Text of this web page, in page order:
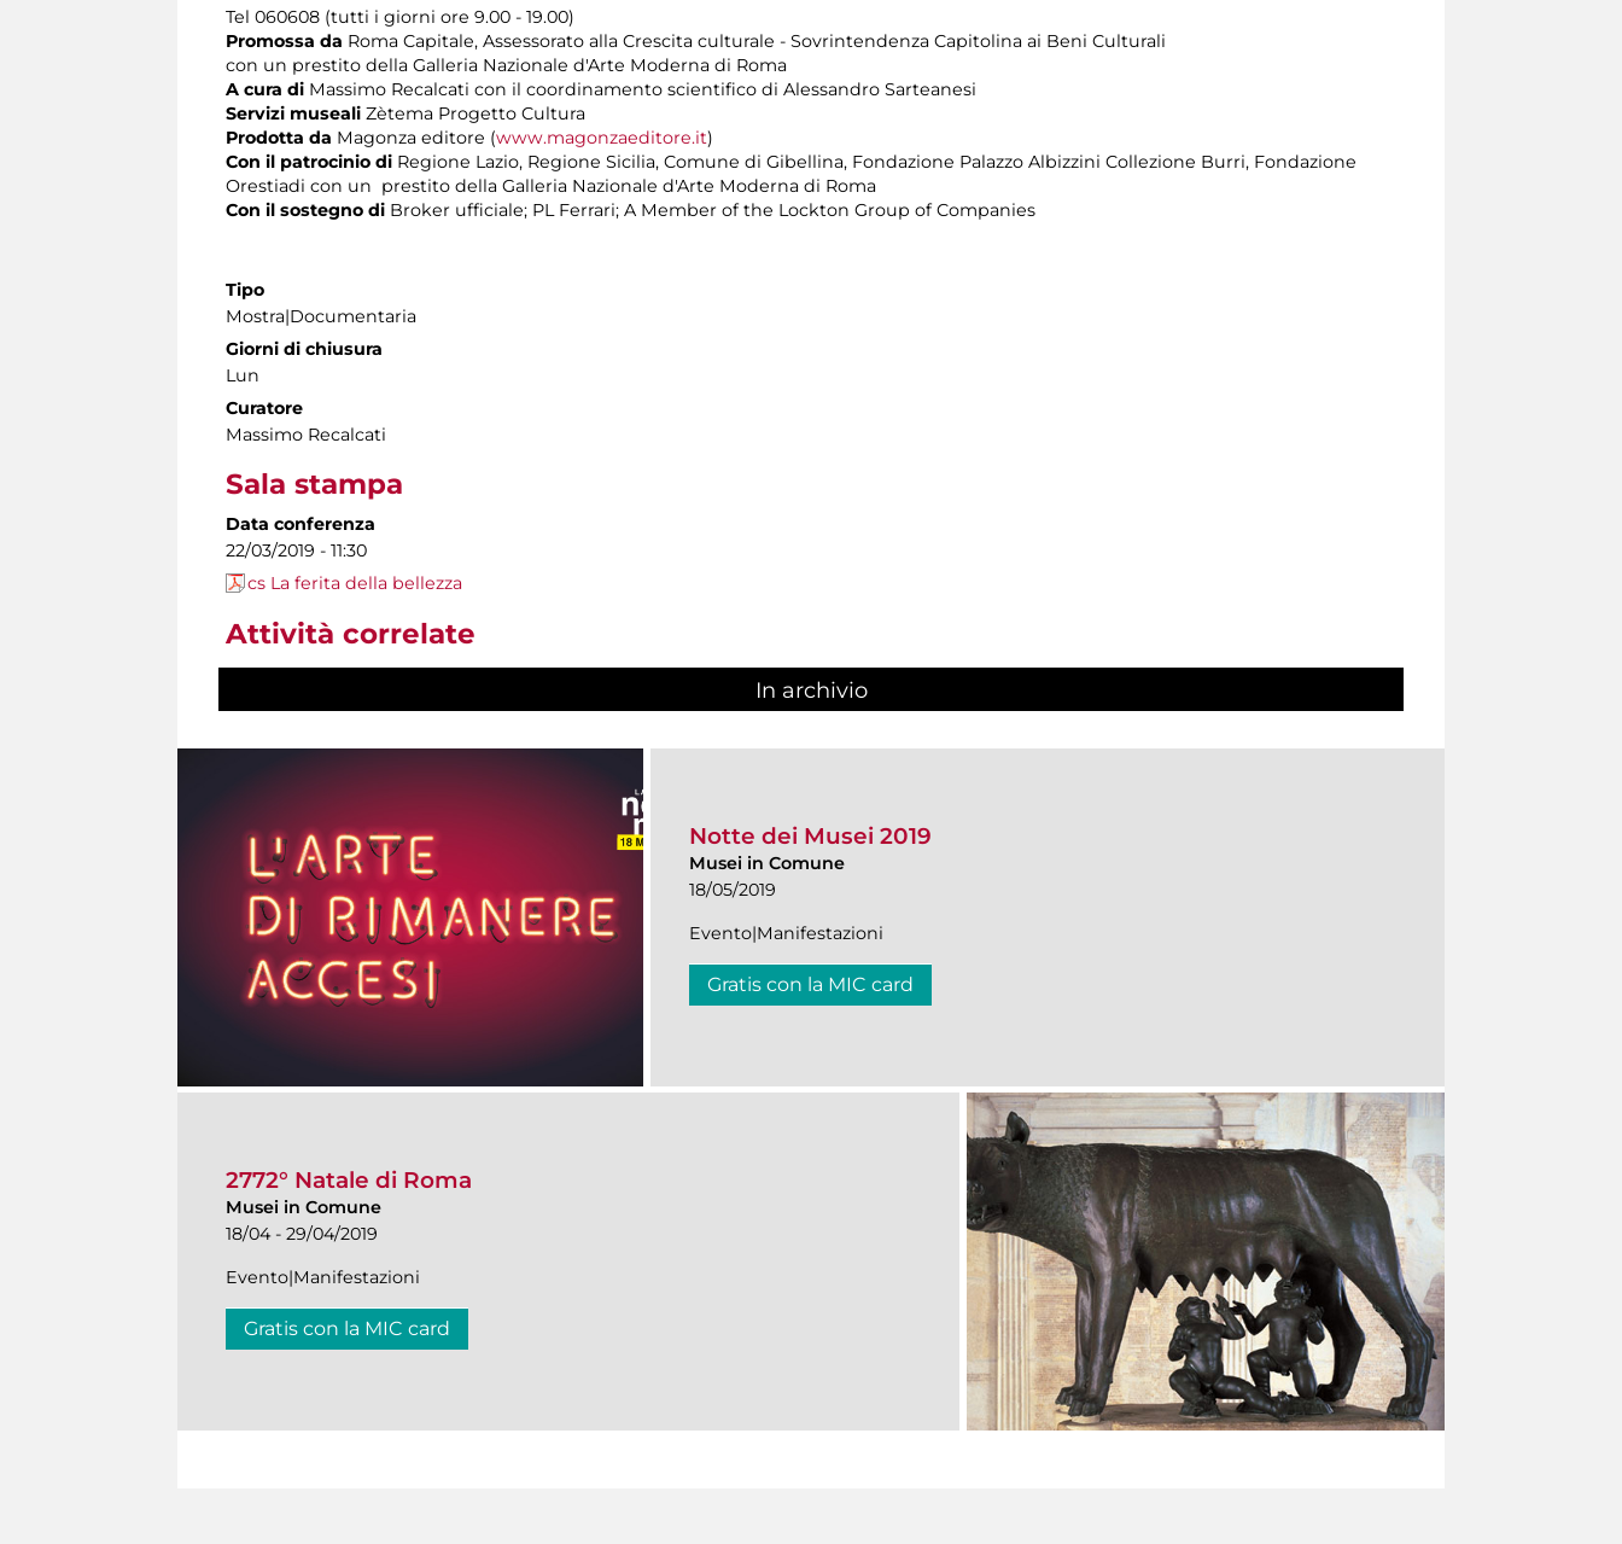
Tel 060608 (tutti i giorni ore 9.00 - 19.00)
Promossa da Roma Capitale, Assessorato alla Crescita culturale - Sovrintendenza Capitolina ai Beni Culturali
con un prestito della Galleria Nazionale d'Arte Moderna di Roma
A cura di Massimo Recalcati con il coordinamento scientifico di Alessandro Sarteanesi
Servizi museali Zètema Progetto Cultura
Prodotta da Magonza editore (www.magonzaeditore.it)
Con il patrocinio di Regione Lazio, Regione Sicilia, Comune di Gibellina, Fondazione Palazzo Albizzini Collezione Burri, Fondazione
Orestiadi con un prestito della Galleria Nazionale d'Arte Moderna di Roma
Con il sostegno di Broker ufficiale; PL Ferrari; A Member of the Lockton Group of Companies
Tipo
Mostra|Documentaria
Giorni di chiusura
Lun
Curatore
Massimo Recalcati
Sala stampa
Data conferenza
22/03/2019 - 11:30
cs La ferita della bellezza
Attività correlate
In archivio
Notte dei Musei 2019
Musei in Comune
18/05/2019
Evento|Manifestazioni
Gratis con la MIC card
2772° Natale di Roma
Musei in Comune
18/04 - 29/04/2019
Evento|Manifestazioni
Gratis con la MIC card